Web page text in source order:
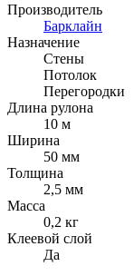
Производитель
Барклайн
Назначение
Стены
Потолок
Перегородки
Длина рулона
10 м
Ширина
50 мм
Толщина
2,5 мм
Масса
0,2 кг
Клеевой слой
Да